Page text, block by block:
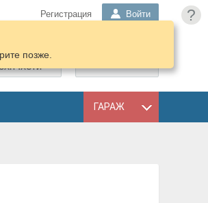
?
Регистрация Войти
ЗАПЧАСТИ
ГАРАЖ
позже.